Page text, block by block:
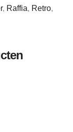
, Raffia, Retro,